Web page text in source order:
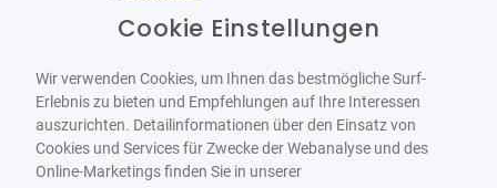
Impressum
Datenschutzbestimmungen
Widerrufsbelehrung
Cookie Einstellungen
Wir verwenden Cookies, um Ihnen das bestmögliche Surf-
Erlebnis zu bieten und Empfehlungen auf Ihre Interessen
auszurichten. Detailinformationen über den Einsatz von
Cookies und Services für Zwecke der Webanalyse und des
Online-Marketings finden Sie in unserer